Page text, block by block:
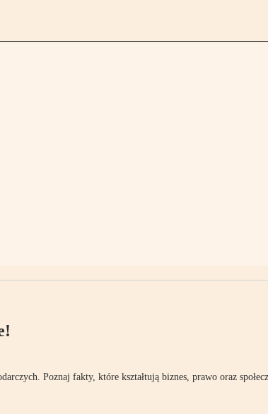
Poznaj fakty, które kształtują biznes, prawo oraz